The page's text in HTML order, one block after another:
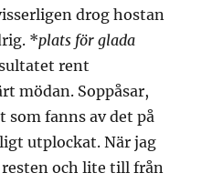
drog hostan
*plats för glada
rent
mödan. Soppåsar,
som fanns av det på
utplockat. När jag
och lite till från